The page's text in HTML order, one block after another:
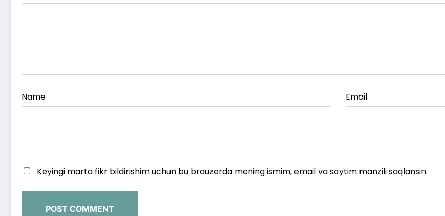
Name Email
Keyingi marta fikr bildirishim uchun bu brauzerda mening ismim, email va saytim manzili saqlansin.